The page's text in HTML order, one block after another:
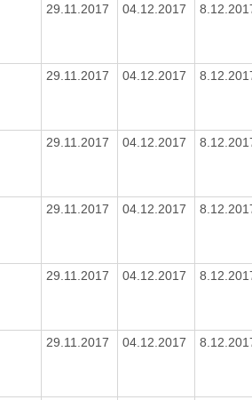
29.11.2017 04.12.2017
29.11.2017 04.12.2017
29.11.2017 04.12.2017
29.11.2017 04.12.2017
29.11.2017 04.12.2017
29.11.2017 04.12.2017